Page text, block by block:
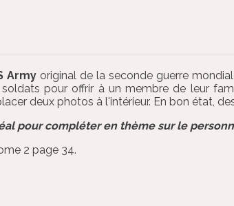
Army original de la seconde guerre
pour offrir à un membre de leur
deux photos à l'intérieur. En bon état,
pour compléter en thème sur le
2 page 34.